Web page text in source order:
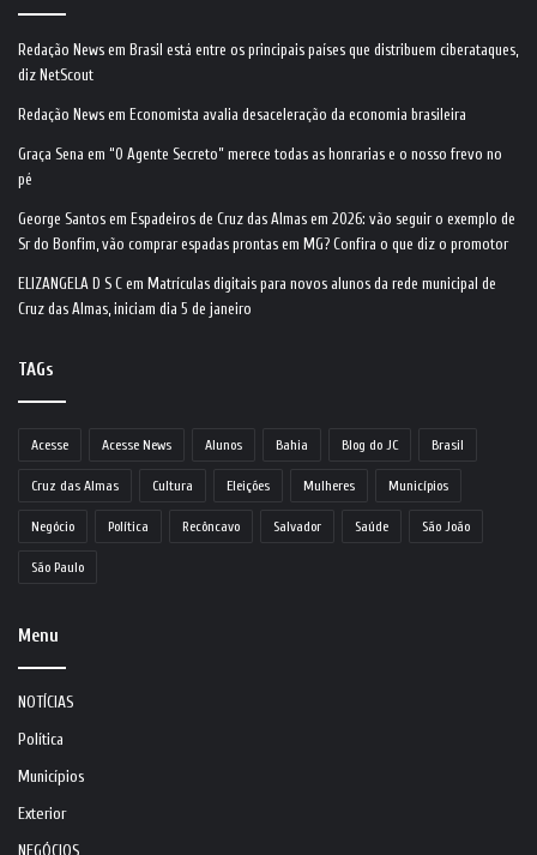
Redação News em Brasil está entre os principais países que distribuem ciberataques,
diz NetScout
Redação News em Economista avalia desaceleração da economia brasileira
Graça Sena em “O Agente Secreto” merece todas as honrarias e o nosso frevo no
pé
George Santos em Espadeiros de Cruz das Almas em 2026: vão seguir o exemplo de
Sr do Bonfim, vão comprar espadas prontas em MG? Confira o que diz o promotor
ELIZANGELA D S C em Matrículas digitais para novos alunos da rede municipal de
Cruz das Almas, iniciam dia 5 de janeiro
TAGs
Acesse Acesse News Alunos Bahia Blog do JC Brasil
Cruz das Almas Cultura Eleições Mulheres Municípios
Negócio Política Recôncavo Salvador Saúde São João
São Paulo
Menu
NOTÍCIAS
Política
Municípios
Exterior
NEGÓCIOS